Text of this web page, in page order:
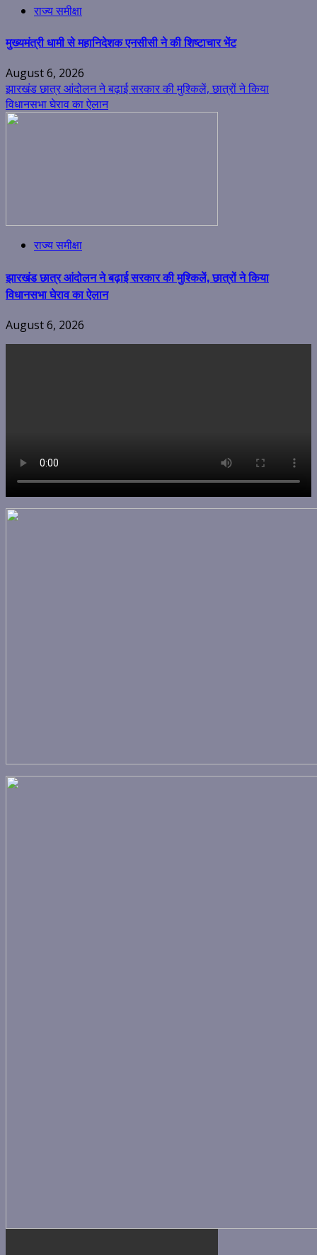
राज्य समीक्षा
मुख्यमंत्री धामी से महानिदेशक एनसीसी ने की शिष्टाचार भेंट
August 6, 2026
झारखंड छात्र आंदोलन ने बढ़ाई सरकार की मुश्किलें, छात्रों ने किया
विधानसभा घेराव का ऐलान
राज्य समीक्षा
झारखंड छात्र आंदोलन ने बढ़ाई सरकार की मुश्किलें, छात्रों ने किया
विधानसभा घेराव का ऐलान
August 6, 2026